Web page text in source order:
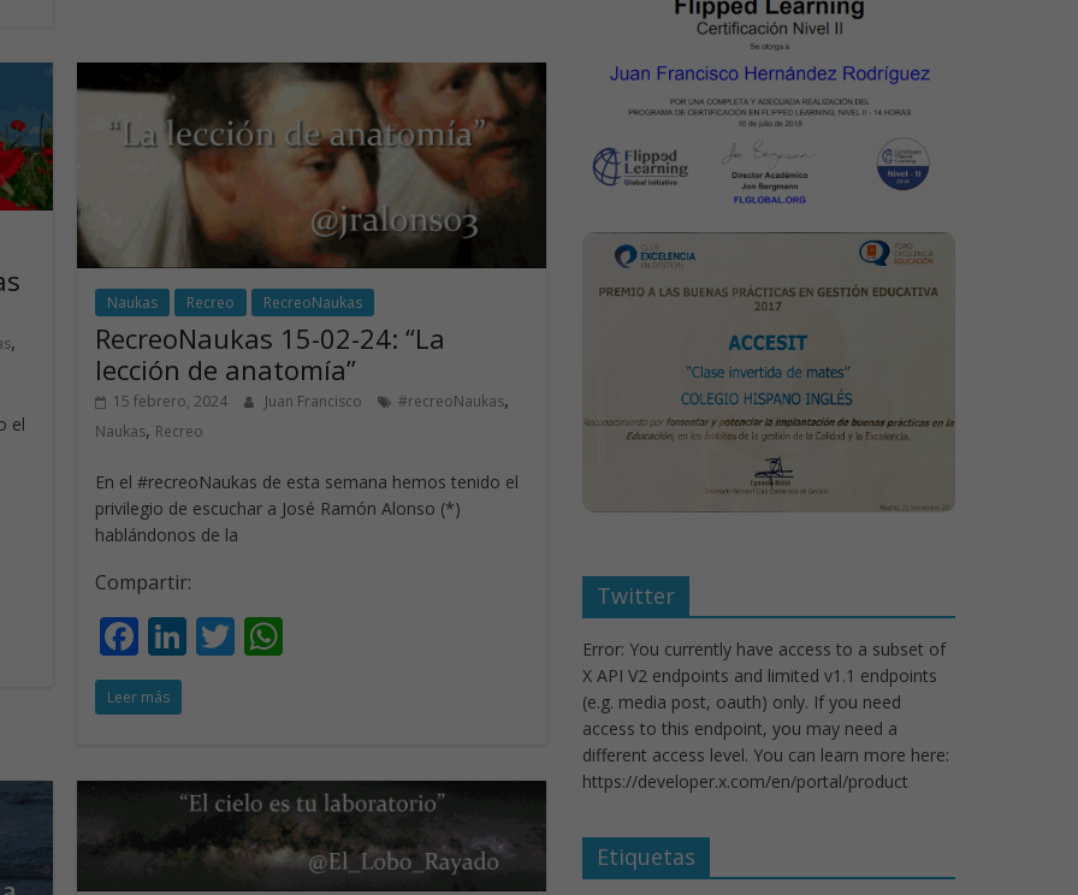
o
k
n p
p
,
el
Naukas Recreo RecreoNaukas
RecreoNaukas 15-02-24: “La
lección de anatomía”
15 febrero, 2024 Juan Francisco #recreoNaukas,
Naukas, Recreo
En el #recreoNaukas de esta semana hemos tenido el
privilegio de escuchar a José Ramón Alonso (*)
hablándonos de la
Compartir:
F
ac
e
o
o
k
Li
dI
n
T
A
p
p
Leer más
Twitter
Error: You currently have access to a subset of
X API V2 endpoints and limited v1.1 endpoints
(e.g. media post, oauth) only. If you need
access to this endpoint, you may need a
different access level. You can learn more here:
https://developer.x.com/en/portal/product
Etiquetas